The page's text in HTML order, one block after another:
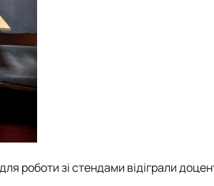
роботи зі стендами відіграли